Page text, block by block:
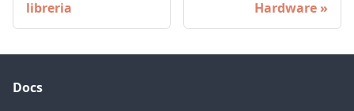
libreria
Hardware
Docs